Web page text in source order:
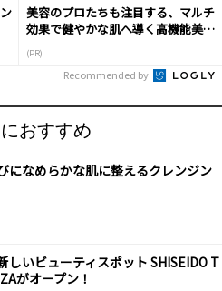
美容のプロたちも注目する、マルチ
効果で健やかな肌へ導く高機能美容
(PR)
Recommended by
おすすめ
になめらかな肌に整えるクレンジン
しいビューティスポット SHISEIDO T
がオープン！